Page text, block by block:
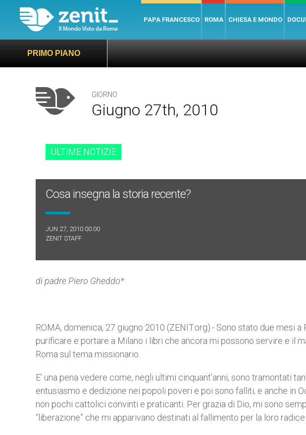
PAPA FRANCESCO ROMA CHIESA E MONDO
PRIMO PIANO
GIORNO
Giugno 27th, 2010
ULTIME NOTIZIE
Cosa insegna la storia recente?
JUN 27, 2010 00:00
ZENIT STAFF
di padre Piero Gheddo*
ROMA, domenica, 27 giugno 2010 (ZENIT.org).- Sono stato due mesi
purificare e portare a Milano i libri che ancora mi possono servire e il
Roma sul tema missionario.
E’ una pena vedere come, negli ultimi cinquant’anni, sono tramontati
entusiasmo e dedizione nei popoli poveri e poi sono falliti; e anche in
non pochi cattolici convinti e praticanti. Per grazia di Dio, mi sono
“liberazione” che mi apparivano destinati al fallimento per la loro radice